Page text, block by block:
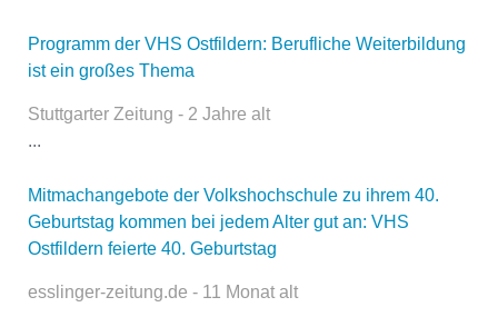
Name*
Programm der VHS Ostfildern: Berufliche Weiterbildung
ist ein großes Thema
Stuttgarter Zeitung - 2 Jahre alt
...
Mitmachangebote der Volkshochschule zu ihrem 40.
Geburtstag kommen bei jedem Alter gut an: VHS
Ostfildern feierte 40. Geburtstag
esslinger-zeitung.de - 11 Monat alt